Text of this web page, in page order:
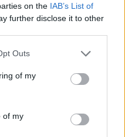
on the IAB’s List of
further disclose it to other
uses one or more Google
You may click to
its third-party tags to
purposes in below Google
Outs
of my
of my
éllovas az F3-ban
délelőtt a betétszériák
a bokszkiállások után egy
is köszönhetően Noel Leon
szezonbeli harmadik
érnie a második hellyel, a